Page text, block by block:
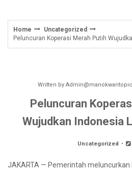
Home
Uncategorized
Peluncuran Koperasi Merah Putih
Written by
Peluncuran
Wujudkan Indonesia
Uncategorized
JAKARTA — Pemerintah meluncurkan